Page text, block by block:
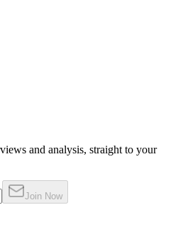
and analysis, straight to your
Join Now